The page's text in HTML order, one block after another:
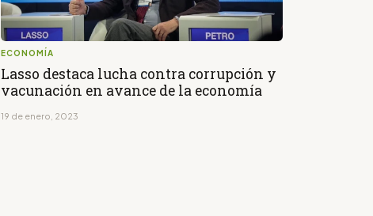
ECONOMÍA
Lasso destaca lucha contra corrupción y
vacunación en avance de la economía
19 de enero, 2023